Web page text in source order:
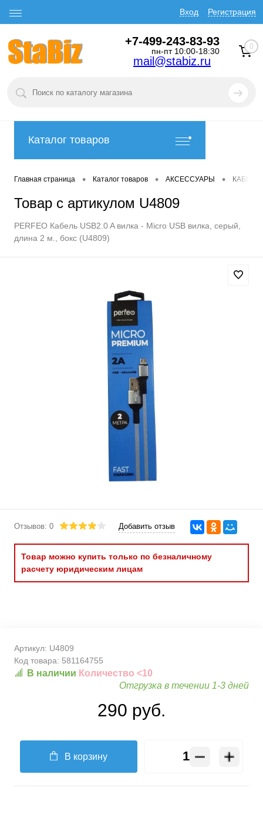
Вход Регистрация
+7-499-243-83-93
пн-пт 10:00-18:30
mail@stabiz.ru
0
Каталог товаров
Главная страница • Каталог товаров • АКСЕССУАРЫ •
Товар с артикулом U4809
PERFEO Кабель USB2.0 A вилка - Micro USB вилка, серый,
длина 2 м., бокс (U4809)
Отзывов: 0 Добавить отзыв
Товар можно купить только по безналичному
расчету юридическим лицам
Артикул: U4809
Код товара: 581164755
В наличии Количество <10
Отгрузка в течении 1-3 дней
290 руб.
В корзину